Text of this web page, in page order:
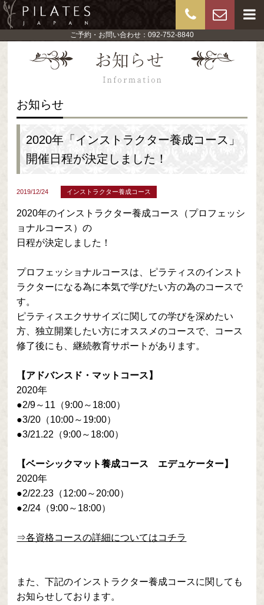
ご予約・お問い合わせ：092-752-8840
お知らせ
2020年「インストラクター養成コース」
開催日程が決定しました！
2019/12/24 インストラクター養成コース
2020年のインストラクター養成コース（プロフェッシ
ョナルコース）の
日程が決定しました！
プロフェッショナルコースは、ピラティスのインスト
ラクターになる為に本気で学びたい方の為のコースで
す。
ピラティスエクササイズに関しての学びを深めたい
方、独立開業したい方にオススメのコースで、コース
修了後にも、継続教育サポートがあります。
【アドバンスド・マットコース】
2020年
●2/9～11（9:00～18:00）
●3/20（10:00～19:00）
●3/21.22（9:00～18:00）
【ベーシックマット養成コース エデュケーター】
2020年
●2/22.23（12:00～20:00）
●2/24（9:00～18:00）
⇒各資格コースの詳細についてはコチラ
また、下記のインストラクター養成コースに関しても
お知らせしております。